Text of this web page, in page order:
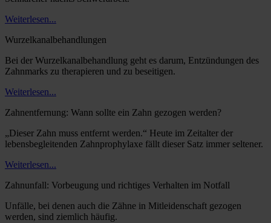
Weiterlesen...
Wurzelkanalbehandlungen
Bei der Wurzelkanalbehandlung geht es darum, Entzündungen des
Zahnmarks zu therapieren und zu beseitigen.
Weiterlesen...
Zahnentfernung: Wann sollte ein Zahn gezogen werden?
„Dieser Zahn muss entfernt werden.“ Heute im Zeitalter der
lebensbegleitenden Zahnprophylaxe fällt dieser Satz immer seltener.
Weiterlesen...
Zahnunfall: Vorbeugung und richtiges Verhalten im Notfall
Unfälle, bei denen auch die Zähne in Mitleidenschaft gezogen
werden, sind ziemlich häufig.